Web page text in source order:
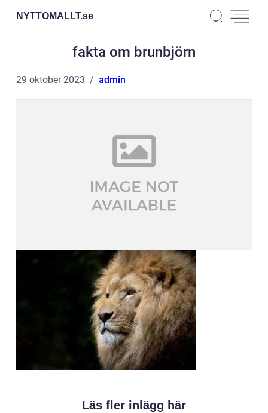
NYTTOMALLT.se
fakta om brunbjörn
29 oktober 2023 admin
Läs fler inlägg här